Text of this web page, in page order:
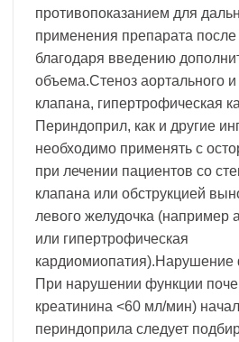
противопоказанием для
применения препарата
благодаря введению
объема.Стеноз аортального
клапана, гипертрофическая
Периндоприл, как и другие
необходимо применять с
при лечении пациентов со
клапана или обструкцией
левого желудочка (например
или гипертрофическая
кардиомиопатия).Нарушение
При нарушении функции
креатинина <60 мл/мин)
периндоприла следует